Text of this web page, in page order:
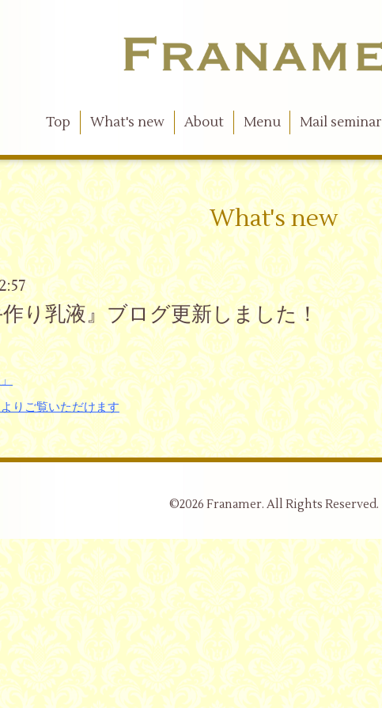
Top What's new About Menu Mail seminar
What's new
り乳液』ブログ更新しました！
りご覧いただけます
©2026 Franamer. All Rights Reserved.